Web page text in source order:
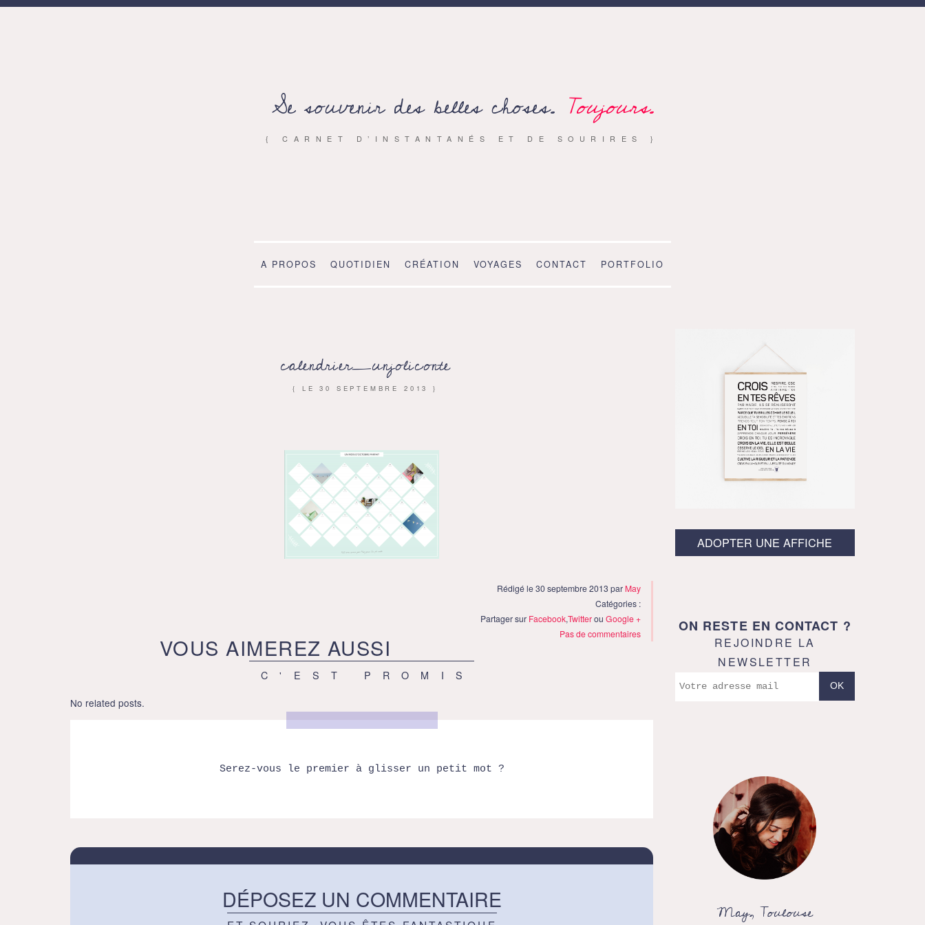
Se souvenir des belles choses. Toujours.
{ CARNET D’INSTANTANÉS ET DE SOURIRES }
A PROPOS QUOTIDIEN CRÉATION VOYAGES CONTACT PORTFOLIO
calendrier_unjoliconte
{ LE30 SEPTEMBRE 2013 }
Rédigé le 30 septembre 2013 par May
Catégories :
Partager sur Facebook,TwitterouGoogle +
Pas de commentaires
VOUS AIMEREZ AUSSI
C'EST PROMIS
No related posts.
Serez-vous le premier à glisser un petit mot ?
DÉPOSEZ UN COMMENTAIRE
ADOPTER UNE AFFICHE
ON RESTE EN CONTACT ?
REJOINDRE LA
NEWSLETTER
May, Toulouse